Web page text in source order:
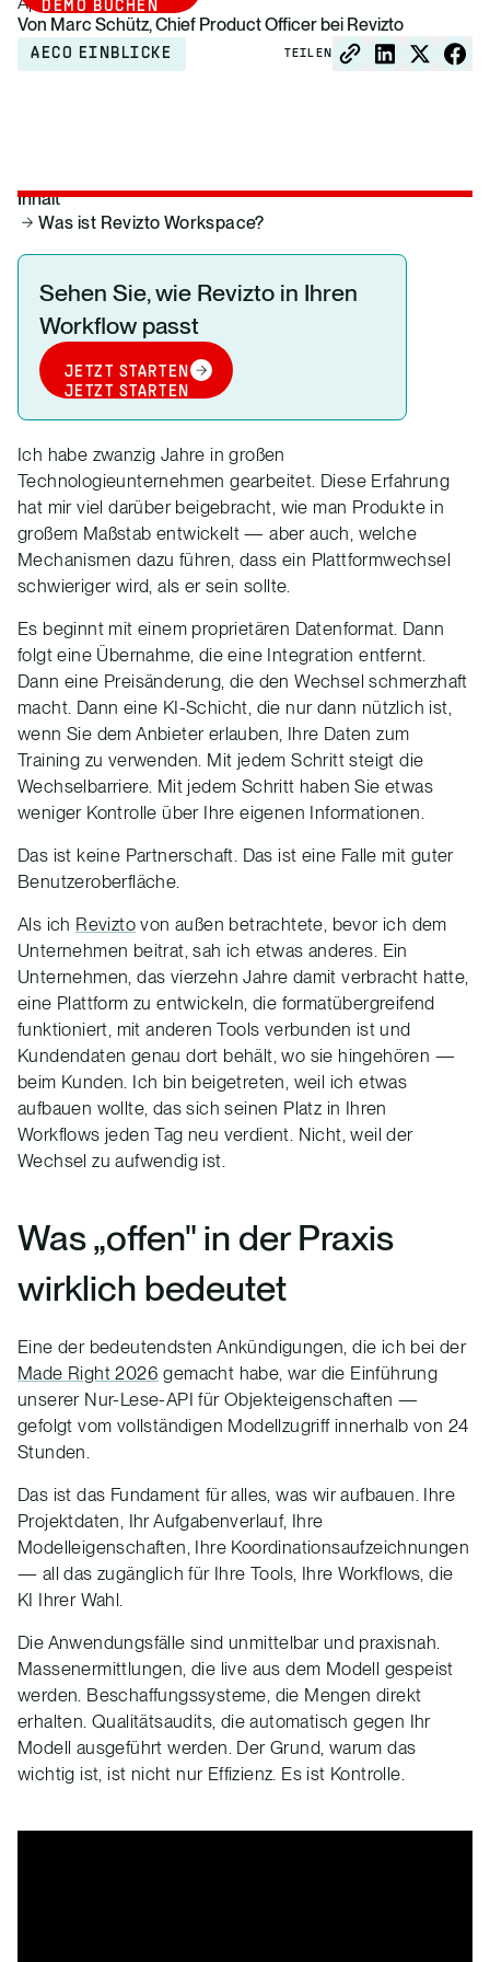
DEMO BUCHEN
Von Marc Schütz, Chief Product Officer bei Revizto
AECO EINBLICKE TEILEN
Inhalt
Was ist Revizto Workspace?
Sehen Sie, wie Revizto in Ihren
Workflow passt
JETZT STARTEN
JETZT STARTEN
Ich habe zwanzig Jahre in großen
Technologieunternehmen gearbeitet. Diese Erfahrung
hat mir viel darüber beigebracht, wie man Produkte in
großem Maßstab entwickelt — aber auch, welche
Mechanismen dazu führen, dass ein Plattformwechsel
schwieriger wird, als er sein sollte.
Es beginnt mit einem proprietären Datenformat. Dann
folgt eine Übernahme, die eine Integration entfernt.
Dann eine Preisänderung, die den Wechsel schmerzhaft
macht. Dann eine KI-Schicht, die nur dann nützlich ist,
wenn Sie dem Anbieter erlauben, Ihre Daten zum
Training zu verwenden. Mit jedem Schritt steigt die
Wechselbarriere. Mit jedem Schritt haben Sie etwas
weniger Kontrolle über Ihre eigenen Informationen.
Das ist keine Partnerschaft. Das ist eine Falle mit guter
Benutzeroberfläche.
Als ich Revizto von außen betrachtete, bevor ich dem
Unternehmen beitrat, sah ich etwas anderes. Ein
Unternehmen, das vierzehn Jahre damit verbracht hatte,
eine Plattform zu entwickeln, die formatübergreifend
funktioniert, mit anderen Tools verbunden ist und
Kundendaten genau dort behält, wo sie hingehören —
beim Kunden. Ich bin beigetreten, weil ich etwas
aufbauen wollte, das sich seinen Platz in Ihren
Workflows jeden Tag neu verdient. Nicht, weil der
Wechsel zu aufwendig ist.
Was „offen" in der Praxis
wirklich bedeutet
Eine der bedeutendsten Ankündigungen, die ich bei der
Made Right 2026 gemacht habe, war die Einführung
unserer Nur-Lese-API für Objekteigenschaften —
gefolgt vom vollständigen Modellzugriff innerhalb von 24
Stunden.
Das ist das Fundament für alles, was wir aufbauen. Ihre
Projektdaten, Ihr Aufgabenverlauf, Ihre
Modelleigenschaften, Ihre Koordinationsaufzeichnungen
— all das zugänglich für Ihre Tools, Ihre Workflows, die
KI Ihrer Wahl.
Die Anwendungsfälle sind unmittelbar und praxisnah.
Massenermittlungen, die live aus dem Modell gespeist
werden. Beschaffungssysteme, die Mengen direkt
erhalten. Qualitätsaudits, die automatisch gegen Ihr
Modell ausgeführt werden. Der Grund, warum das
wichtig ist, ist nicht nur Effizienz. Es ist Kontrolle.